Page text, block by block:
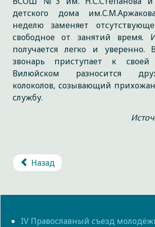
детского дома
неделю заменяет
свободное от занятий время.
получается легко и
звонарь приступает к
Вилюйском разносится
колоколов, созывающий
службу.
Назад
IV Православный съезд